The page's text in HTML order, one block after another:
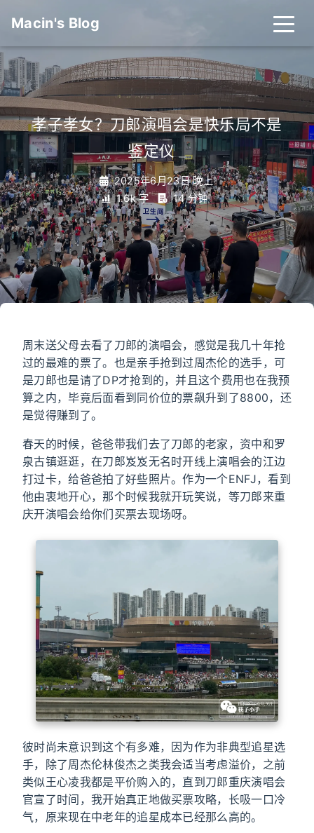
Macin's Blog
孝子孝女？刀郎演唱会是快乐局不是
鉴定仪 _
2025年6月23日 晚上
1.6k 字
14 分钟
周末送父母去看了刀郎的演唱会，感觉是我几十年抢
过的最难的票了。也是亲手抢到过周杰伦的选手，可
是刀郎也是请了DP才抢到的，并且这个费用也在我预
算之内，毕竟后面看到同价位的票飙升到了8800，还
是觉得赚到了。
春天的时候，爸爸带我们去了刀郎的老家，资中和罗
泉古镇逛逛，在刀郎岌岌无名时开线上演唱会的江边
打过卡，给爸爸拍了好些照片。作为一个ENFJ，看到
他由衷地开心，那个时候我就开玩笑说，等刀郎来重
庆开演唱会给你们买票去现场呀。
彼时尚未意识到这个有多难，因为作为非典型追星选
手，除了周杰伦林俊杰之类我会适当考虑溢价，之前
类似王心凌我都是平价购入的，直到刀郎重庆演唱会
官宣了时间，我开始真正地做买票攻略，长吸一口冷
气，原来现在中老年的追星成本已经那么高的。